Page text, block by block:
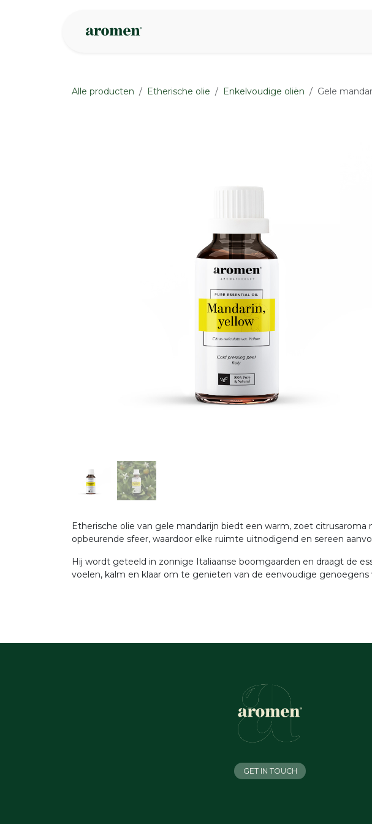
Alle producten Etherische olie Enkelvoudige oliën Gele
Etherische olie van gele mandarijn biedt een warm, zoet
opbeurende sfeer, waardoor elke ruimte uitnodigend en sereen
Hij wordt geteeld in zonnige Italiaanse boomgaarden en draagt de
voelen, kalm en klaar om te genieten van de eenvoudige genoegens
GET IN TOUCH